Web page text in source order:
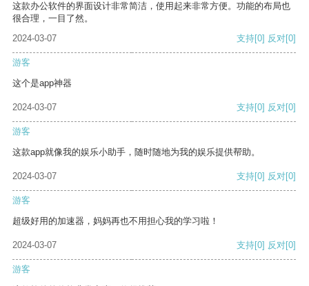
这款办公软件的界面设计非常简洁，使用起来非常方便。功能的布局也
很合理，一目了然。
2024-03-07
支持[0] 反对[0]
游客
这个是app神器
2024-03-07 支持[0] 反对[0]
游客
这款app就像我的娱乐小助手，随时随地为我的娱乐提供帮助。
2024-03-07 支持[0] 反对[0]
游客
超级好用的加速器，妈妈再也不用担心我的学习啦！
2024-03-07 支持[0] 反对[0]
游客